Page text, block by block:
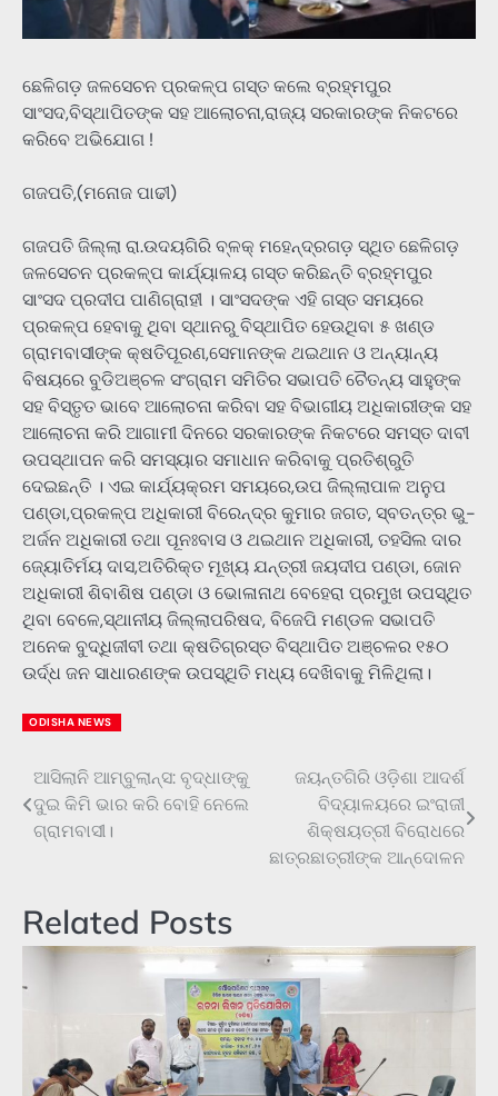
ଛେଳିଗଡ଼ ଜଳସେଚନ ପ୍ରକଳ୍ପ ଗସ୍ତ କଲେ ବ୍ରହ୍ମପୁର
ସାଂସଦ,ବିସ୍ଥାପିତଙ୍କ ସହ ଆଲୋଚନା,ରାଜ୍ୟ ସରକାରଙ୍କ ନିକଟରେ
କରିବେ ଅଭିଯୋଗ !
ଗଜପତି,(ମନୋଜ ପାଢୀ)
ଗଜପତି ଜିଲ୍ଲା ରା.ଉଦୟଗିରି ବ୍ଳକ୍ ମହେନ୍ଦ୍ରଗଡ଼ ସ୍ଥିତ ଛେଳିଗଡ଼
ଜଳସେଚନ ପ୍ରକଳ୍ପ କାର୍ଯ୍ୟାଳୟ ଗସ୍ତ କରିଛନ୍ତି ବ୍ରହ୍ମପୁର
ସାଂସଦ ପ୍ରଦୀପ ପାଣିଗ୍ରାହୀ । ସାଂସଦଙ୍କ ଏହି ଗସ୍ତ ସମୟରେ
ପ୍ରକଳ୍ପ ହେବାକୁ ଥିବା ସ୍ଥାନରୁ ବିସ୍ଥାପିତ ହେଉଥିବା ୫ ଖଣ୍ଡ
ଗ୍ରାମବାସୀଙ୍କ କ୍ଷତିପୂରଣ,ସେମାନଙ୍କ ଥଇଥାନ ଓ ଅନ୍ୟାନ୍ୟ
ବିଷୟରେ ବୁଡିଅଞ୍ଚଳ ସଂଗ୍ରାମ ସମିତିର ସଭାପତି ଚୈତନ୍ୟ ସାହୁଙ୍କ
ସହ ବିସ୍ତୃତ ଭାବେ ଆଲୋଚନା କରିବା ସହ ବିଭାଗୀୟ ଅଧିକାରୀଙ୍କ ସହ
ଆଲୋଚନା କରି ଆଗାମୀ ଦିନରେ ସରକାରଙ୍କ ନିକଟରେ ସମସ୍ତ ଦାବୀ
ଉପସ୍ଥାପନ କରି ସମସ୍ୟାର ସମାଧାନ କରିବାକୁ ପ୍ରତିଶ୍ରୁତି
ଦେଇଛନ୍ତି । ଏଇ କାର୍ଯ୍ୟକ୍ରମ ସମୟରେ,ଉପ ଜିଲ୍ଲାପାଳ ଅନୁପ
ପଣ୍ଡା,ପ୍ରକଳ୍ପ ଅଧିକାରୀ ବିରେନ୍ଦ୍ର କୁମାର ଜଗତ, ସ୍ବତନ୍ତ୍ର ଭୁ-
ଅର୍ଜନ ଅଧିକାରୀ ତଥା ପୂନଃବାସ ଓ ଥଇଥାନ ଅଧିକାରୀ, ତହସିଲ ଦାର
ଜ୍ୟୋତିର୍ମୟ ଦାସ,ଅତିରିକ୍ତ ମୂଖ୍ୟ ଯନ୍ତ୍ରୀ ଜୟଦୀପ ପଣ୍ଡା, ଜୋନ
ଅଧିକାରୀ ଶିବାଶିଷ ପଣ୍ଡା ଓ ଭୋଳାନାଥ ବେହେରା ପ୍ରମୁଖ ଉପସ୍ଥିତ
ଥିବା ବେଳେ,ସ୍ଥାନୀୟ ଜିଲ୍ଲାପରିଷଦ, ବିଜେପି ମଣ୍ଡଳ ସଭାପତି
ଅନେକ ବୁଦ୍ଧିଜୀବୀ ତଥା କ୍ଷତିଗ୍ରସ୍ତ ବିସ୍ଥାପିତ ଅଞ୍ଚଳର ୧୫୦
ଉର୍ଦ୍ଧ ଜନ ସାଧାରଣଙ୍କ ଉପସ୍ଥିତି ମଧ୍ୟ ଦେଖିବାକୁ ମିଳିଥିଲା।
ODISHA NEWS
Post
navigation
ଆସିଲାନି ଆମ୍ବୁଲାନ୍ସ: ବୃଦ୍ଧାଙ୍କୁ
ଦୁଇ କିମି ଭାର କରି ବୋହି ନେଲେ
ଗ୍ରାମବାସୀ।
ଜୟନ୍ତଗିରି ଓଡ଼ିଶା ଆଦର୍ଶ
ବିଦ୍ୟାଳୟରେ ଇଂରାଜୀ
ଶିକ୍ଷୟତ୍ରୀ ବିରୋଧରେ
ଛାତ୍ରଛାତ୍ରୀଙ୍କ ଆନ୍ଦୋଳନ
Related Posts